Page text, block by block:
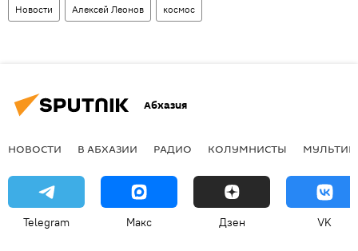
Новости Алексей Леонов космос
Абхазия
НОВОСТИ В АБХАЗИИ РАДИО КОЛУМНИСТЫ
Telegram Макс Дзен VK